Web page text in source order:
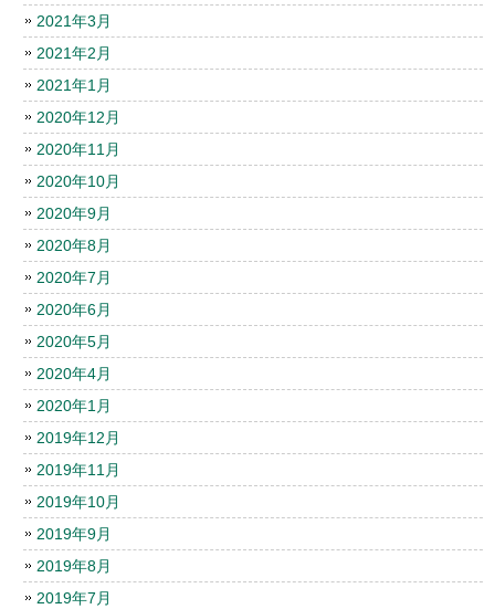
2021年3月
2021年2月
2021年1月
2020年12月
2020年11月
2020年10月
2020年9月
2020年8月
2020年7月
2020年6月
2020年5月
2020年4月
2020年1月
2019年12月
2019年11月
2019年10月
2019年9月
2019年8月
2019年7月